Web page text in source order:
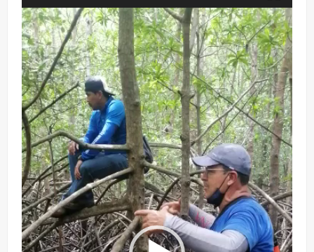
Reproductor
de
vídeo